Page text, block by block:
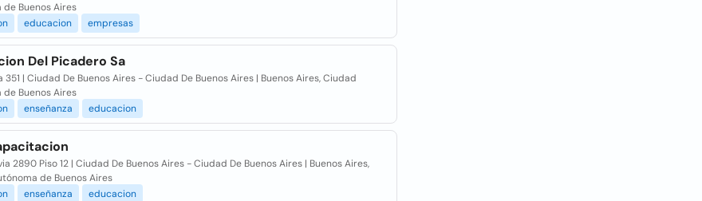
de Buenos Aires
educacion empresas
Del Picadero Sa
351 | Ciudad De Buenos Aires - Ciudad De Buenos Aires | Buenos Aires, Ciudad
de Buenos Aires
enseñanza educacion
2890 Piso 12 | Ciudad De Buenos Aires - Ciudad De Buenos Aires | Buenos Aires,
de Buenos Aires
enseñanza educacion